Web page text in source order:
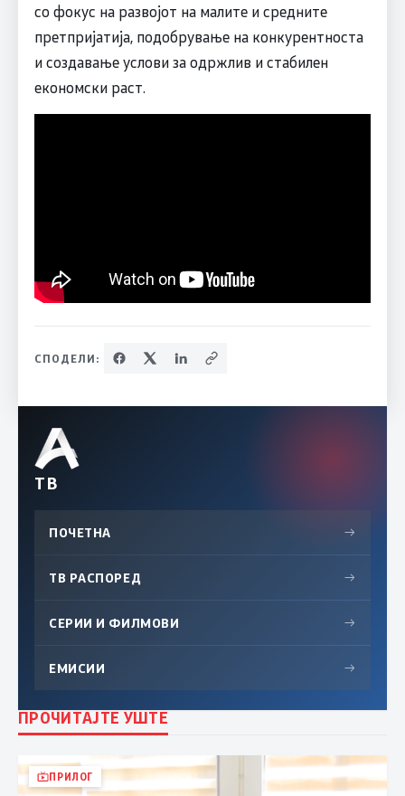
со фокус на развојот на малите и средните
претпријатија, подобрување на конкурентноста
и создавање услови за одржлив и стабилен
економски раст.
СПОДЕЛИ:
ТВ
ПОЧЕТНА →
ТВ РАСПОРЕД →
СЕРИИ И ФИЛМОВИ →
ЕМИСИИ →
ПРОЧИТАЈТЕ УШТЕ
ПРИЛОГ